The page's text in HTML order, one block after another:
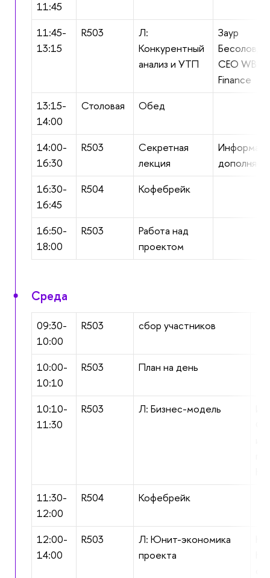
11:45
11:45-
13:15
R503
Л:
Конкурентный
анализ и УТП
Заур
Бесолов,
CEO WB
Finance
13:15-
14:00
Столовая Обед
14:00-
16:30
R503
Секретная
лекция
16:30-
16:45
R504 Кофебрейк
16:50-
18:00
R503
Работа над
проектом
Среда
09:30-
10:00
R503 сбор участников
10:00-
10:10
R503 План на день
10:10-
11:30
R503 Л: Бизнес-модель
11:30-
12:00
R504 Кофебрейк
12:00-
14:00
R503
Л: Юнит-экономика
проекта